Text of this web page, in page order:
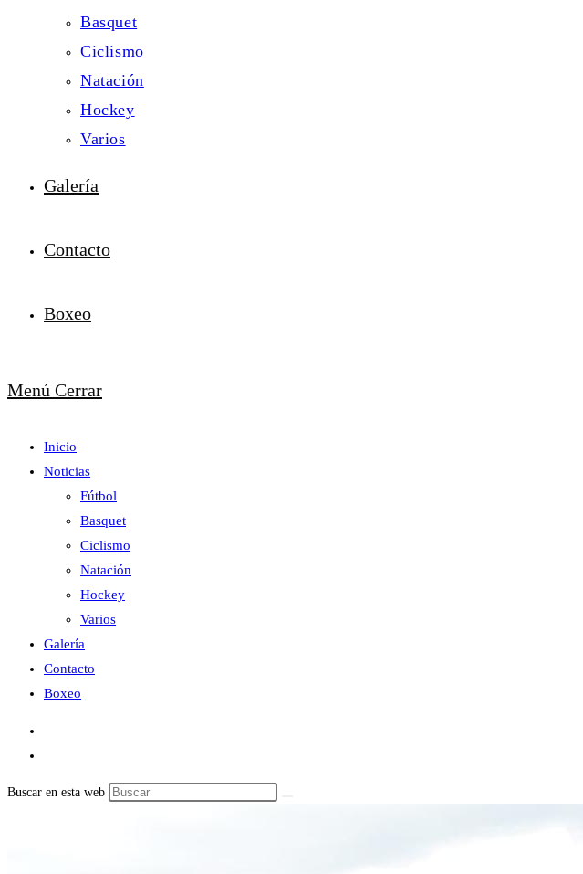
Basquet
Ciclismo
Natación
Hockey
Varios
Galería
Contacto
Boxeo
Menú Cerrar
Inicio
Noticias
Fútbol
Basquet
Ciclismo
Natación
Hockey
Varios
Galería
Contacto
Boxeo
Buscar en esta web